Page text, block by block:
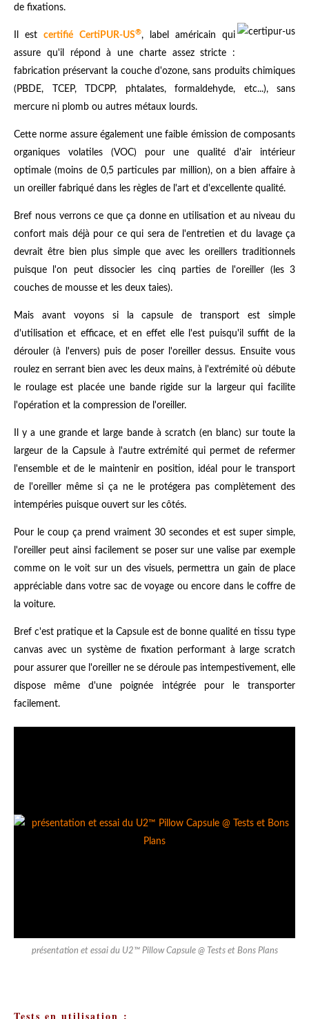
de fixations.
Il estcertifié CertiPUR-US®, label américain qui
assure qu'il répond à une charte assez stricte :
fabrication préservant la couche d'ozone, sans produits chimiques
(PBDE, TCEP, TDCPP, phtalates, formaldehyde, etc...), sans
mercure ni plomb ou autres métaux lourds.
Cette norme assure également une faible émission de composants
organiques volatiles (VOC) pour une qualité d'air intérieur
optimale (moins de 0,5 particules par million), on a bien affaire à
un oreiller fabriqué dans les règles de l'art et d'excellente qualité.
Bref nous verrons ce que ça donne en utilisation et au niveau du
confort mais déjà pour ce qui sera de l'entretien et du lavage ça
devrait être bien plus simple que avec les oreillers traditionnels
puisque l'on peut dissocier les cinq parties de l'oreiller (les 3
couches de mousse et les deux taies).
Mais avant voyons si la capsule de transport est simple
d'utilisation et efficace, et en effet elle l'est puisqu'il suffit de la
dérouler (à l'envers) puis de poser l'oreiller dessus. Ensuite vous
roulez en serrant bien avec les deux mains, à l'extrémité où débute
le roulage est placée une bande rigide sur la largeur qui facilite
l'opération et la compression de l'oreiller.
Il y a une grande et large bande à scratch (en blanc) sur toute la
largeur de la Capsule à l'autre extrémité qui permet de refermer
l'ensemble et de le maintenir en position, idéal pour le transport
de l'oreiller même si ça ne le protégera pas complètement des
intempéries puisque ouvert sur les côtés.
Pour le coup ça prend vraiment 30 secondes et est super simple,
l'oreiller peut ainsi facilement se poser sur une valise par exemple
comme on le voit sur un des visuels, permettra un gain de place
appréciable dans votre sac de voyage ou encore dans le coffre de
la voiture.
Bref c'est pratique et la Capsule est de bonne qualité en tissu type
canvas avec un système de fixation performant à large scratch
pour assurer que l'oreiller ne se déroule pas intempestivement, elle
dispose même d'une poignée intégrée pour le transporter
facilement.
présentation et essai du U2™ Pillow Capsule @ Tests et Bons Plans
Tests en utilisation :